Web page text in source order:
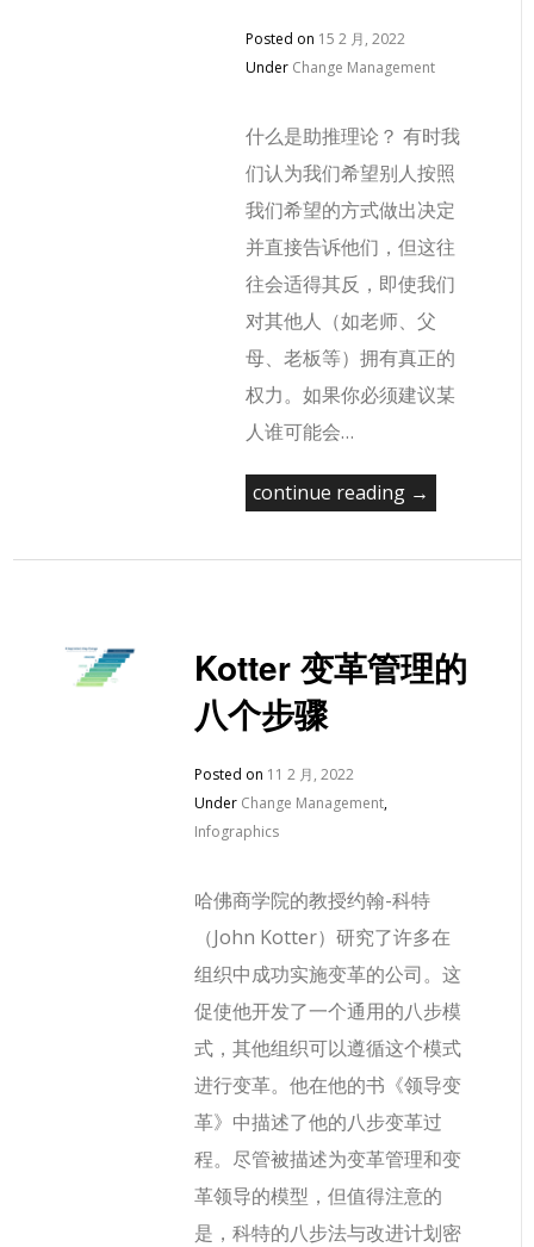
Posted on 15 2 月, 2022
Under Change Management
什么是助推理论？ 有时我
们认为我们希望别人按照
我们希望的方式做出决定
并直接告诉他们，但这往
往会适得其反，即使我们
对其他人（如老师、父
母、老板等）拥有真正的
权力。如果你必须建议某
人谁可能会…
continue reading →
Kotter 变革管理的
八个步骤
Posted on 11 2 月, 2022
Under Change Management,
Infographics
哈佛商学院的教授约翰-科特
（John Kotter）研究了许多在
组织中成功实施变革的公司。这
促使他开发了一个通用的八步模
式，其他组织可以遵循这个模式
进行变革。他在他的书《领导变
革》中描述了他的八步变革过
程。尽管被描述为变革管理和变
革领导的模型，但值得注意的
是，科特的八步法与改进计划密